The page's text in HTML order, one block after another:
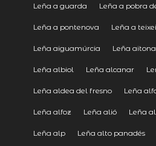
Leña a guarda Leña a pobra
Leña a pontenova Leña a
Leña aiguamúrcia Leña aitona
Leña albiol Leña alcanar
Leña aldea del fresno Leña
Leña alfoz Leña alió Leña
Leña alp Leña alto panadés